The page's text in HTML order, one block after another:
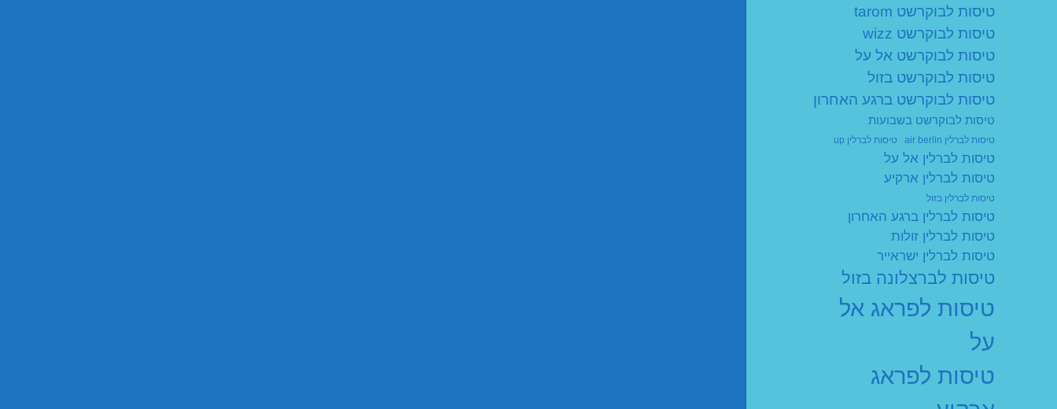
טיסות לבוקרשט tarom
טיסות לבוקרשט wizz
טיסות לבוקרשט אל על
טיסות לבוקרשט בזול
טיסות לבוקרשט ברגע האחרון
טיסות לבוקרשט בשבועות
טיסות לברלין air berlin טיסות לברלין up
טיסות לברלין אל על
טיסות לברלין ארקיע
טיסות לברלין בזול
טיסות לברלין ברגע האחרון
טיסות לברלין זולות
טיסות לברלין ישראייר
טיסות לברצלונה בזול
טיסות לפראג אל
על
טיסות לפראג